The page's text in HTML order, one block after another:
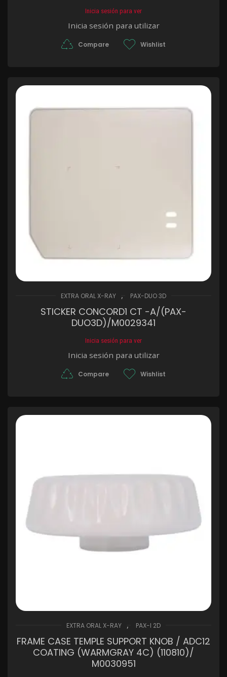
Inicia sesión para ver
Inicia sesión para utilizar
Compare Wishlist
EXTRA ORAL X-RAY , PAX-DUO 3D
STICKER CONCORD1 CT -A/(PAX-
DUO3D)/M0029341
Inicia sesión para ver
Inicia sesión para utilizar
Compare Wishlist
EXTRA ORAL X-RAY , PAX-I 2D
FRAME CASE TEMPLE SUPPORT KNOB / ADC12
COATING (WARMGRAY 4C) (110810)/
M0030951